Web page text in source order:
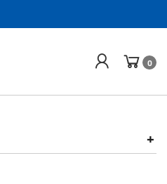
0
+